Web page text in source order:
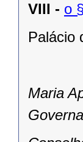
VIII - o
Palácio
Maria